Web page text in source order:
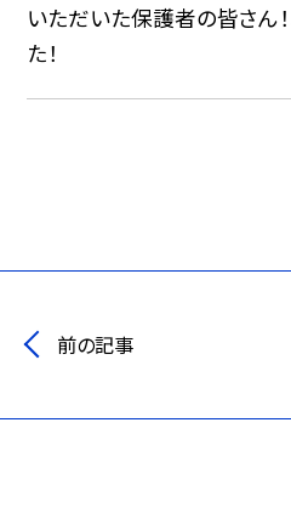
いただいた保護者の皆さん
た！
前の記事